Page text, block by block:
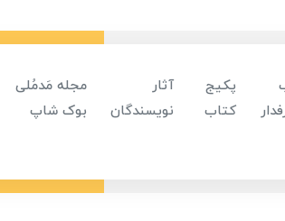
پکیج
کتاب
آثار
نویسندگان
مجله مَدمُلی
بوک شاپ